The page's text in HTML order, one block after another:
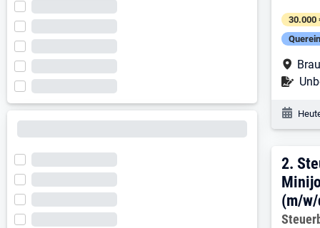
30.000
2.
2.
(m/